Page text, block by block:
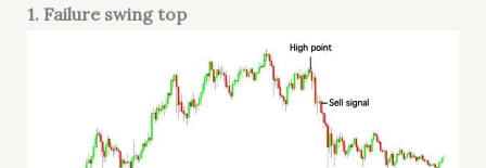
1. Failure swing top